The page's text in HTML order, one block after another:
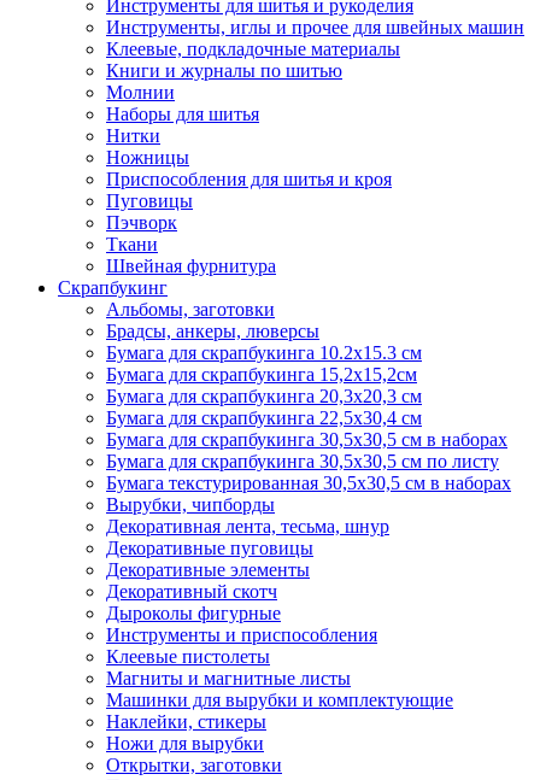
Инструменты для шитья и рукоделия
Инструменты, иглы и прочее для швейных машин
Клеевые, подкладочные материалы
Книги и журналы по шитью
Молнии
Наборы для шитья
Нитки
Ножницы
Приспособления для шитья и кроя
Пуговицы
Пэчворк
Ткани
Швейная фурнитура
Скрапбукинг
Альбомы, заготовки
Брадсы, анкеры, люверсы
Бумага для скрапбукинга 10.2х15.3 см
Бумага для скрапбукинга 15,2х15,2см
Бумага для скрапбукинга 20,3х20,3 см
Бумага для скрапбукинга 22,5х30,4 см
Бумага для скрапбукинга 30,5х30,5 см в наборах
Бумага для скрапбукинга 30,5х30,5 см по листу
Бумага текстурированная 30,5х30,5 см в наборах
Вырубки, чипборды
Декоративная лента, тесьма, шнур
Декоративные пуговицы
Декоративные элементы
Декоративный скотч
Дыроколы фигурные
Инструменты и приспособления
Клеевые пистолеты
Магниты и магнитные листы
Машинки для вырубки и комплектующие
Наклейки, стикеры
Ножи для вырубки
Открытки, заготовки